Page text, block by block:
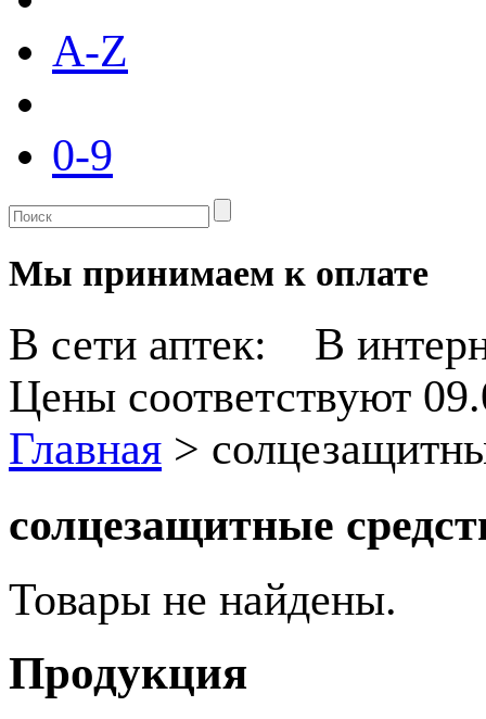
A-Z
0-9
Мы принимаем к оплате
В сети аптек:
В
Цены соответствуют
Главная >
солцезащитные
Товары не найдены.
Продукция